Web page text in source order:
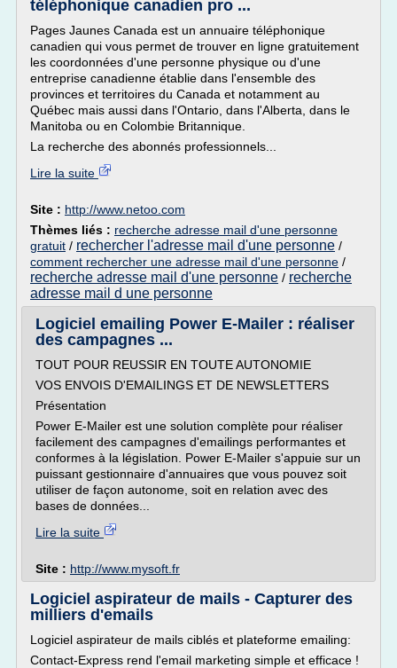
téléphonique canadien pro ...
Pages Jaunes Canada est un annuaire téléphonique
canadien qui vous permet de trouver en ligne gratuitement
les coordonnées d'une personne physique ou d'une
entreprise canadienne établie dans l'ensemble des
provinces et territoires du Canada et notamment au
Québec mais aussi dans l'Ontario, dans l'Alberta, dans le
Manitoba ou en Colombie Britannique.
La recherche des abonnés professionnels...
Lire la suite
Site : http://www.netoo.com
Thèmes liés : recherche adresse mail d'une personne
gratuit / rechercher l'adresse mail d'une personne /
comment rechercher une adresse mail d'une personne /
recherche adresse mail d'une personne / recherche
adresse mail d une personne
Logiciel emailing Power E-Mailer : réaliser
des campagnes ...
TOUT POUR REUSSIR EN TOUTE AUTONOMIE
VOS ENVOIS D'EMAILINGS ET DE NEWSLETTERS
Présentation
Power E-Mailer est une solution complète pour réaliser
facilement des campagnes d'emailings performantes et
conformes à la législation. Power E-Mailer s'appuie sur un
puissant gestionnaire d'annuaires que vous pouvez soit
utiliser de façon autonome, soit en relation avec des
bases de données...
Lire la suite
Site : http://www.mysoft.fr
Logiciel aspirateur de mails - Capturer des
milliers d'emails
Logiciel aspirateur de mails ciblés et plateforme emailing:
Contact-Express rend l'email marketing simple et efficace !